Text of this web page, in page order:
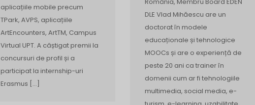
aplicațiile mobile precum
TPark, AVPS, aplicațiile
ArtEncounters, ArtTM, Campus
Virtual UPT. A câștigat premii la
concursuri de profil și a
participat la internship-uri
Erasmus […]
DLE Vlad Mihăescu are un
doctorat în modele
educaționale și tehnologice
MOOCs și are o experiență de
peste 20 ani ca trainer în
domenii cum ar fi tehnologiile
multimedia, social media, e-